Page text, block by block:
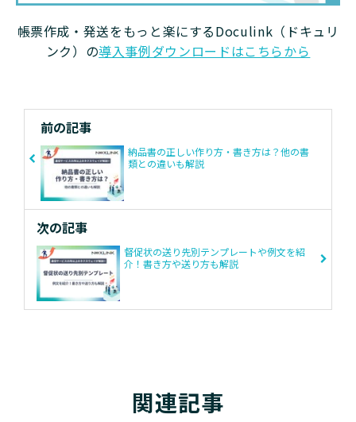
帳票作成・発送をもっと楽にするDoculink（ドキュリ
ンク）の導入事例ダウンロードはこちらから
前の記事
納品書の正しい作り方・書き方は？他の書
類との違いも解説
次の記事
督促状の送り先別テンプレートや例文を紹
介！書き方や送り方も解説
関連記事